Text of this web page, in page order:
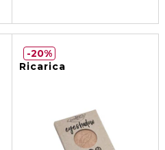
Ricarica
20%